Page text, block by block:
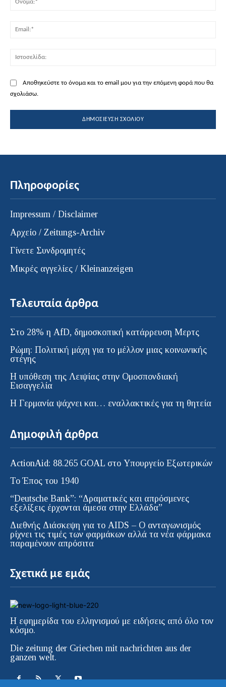
Αποθηκεύστε το όνομα και το email μου για την επόμενη φορά που θα
σχολιάσω.
Πληροφορίες
Impressum / Disclaimer
Αρχείο / Zeitungs-Archiv
Γίνετε Συνδρομητές
Μικρές αγγελίες / Kleinanzeigen
Τελευταία άρθρα
Στο 28% η AfD, δημοσκοπική κατάρρευση Μερτς
Ρώμη: Πολιτική μάχη για το μέλλον μιας κοινωνικής
στέγης
Η υπόθεση της Λειψίας στην Ομοσπονδιακή
Εισαγγελία
H Γερμανία ψάχνει και… εναλλακτικές για τη θητεία
Δημοφιλή άρθρα
ActionAid: 88.265 GOAL στο Υπουργείο Εξωτερικών
Το Έπος του 1940
“Deutsche Bank”: “Δραματικές και απρόσμενες
εξελίξεις έρχονται άμεσα στην Ελλάδα”
Διεθνής Διάσκεψη για το AIDS – Ο ανταγωνισμός
ρίχνει τις τιμές των φαρμάκων αλλά τα νέα φάρμακα
παραμένουν απρόσιτα
Σχετικά με εμάς
Η εφημερίδα του ελληνισμού με ειδήσεις από όλο τον
κόσμο.
Die zeitung der Griechen mit nachrichten aus der
ganzen welt.